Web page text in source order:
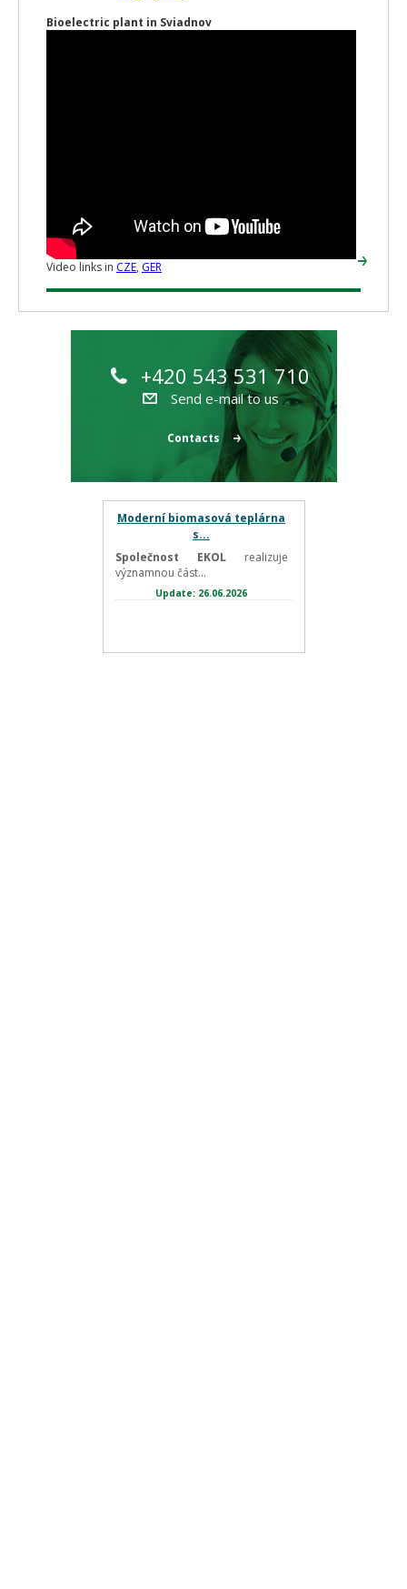
Bioelectric plant in Sviadnov
Video links in CZE, GER
+420 543 531 710
Send e-mail to us
Contacts
Moderní biomasová teplárna
s...
Společnost EKOLrealizuje
významnou část...
Update: 26.06.2026